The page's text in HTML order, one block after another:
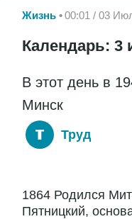
Жизнь 00:01 / 03
Календарь: 3
В этот день в
Минск
Труд
1864 Родился
Пятницкий,